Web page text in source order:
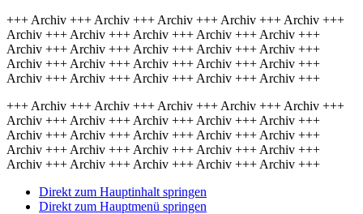
+++ Archiv +++ Archiv +++ Archiv +++ Archiv +++ Archiv +++
Archiv +++ Archiv +++ Archiv +++ Archiv +++ Archiv +++
Archiv +++ Archiv +++ Archiv +++ Archiv +++ Archiv +++
Archiv +++ Archiv +++ Archiv +++ Archiv +++ Archiv +++
Archiv +++ Archiv +++ Archiv +++ Archiv +++ Archiv +++
+++ Archiv +++ Archiv +++ Archiv +++ Archiv +++ Archiv +++
Archiv +++ Archiv +++ Archiv +++ Archiv +++ Archiv +++
Archiv +++ Archiv +++ Archiv +++ Archiv +++ Archiv +++
Archiv +++ Archiv +++ Archiv +++ Archiv +++ Archiv +++
Archiv +++ Archiv +++ Archiv +++ Archiv +++ Archiv +++
Direkt zum Hauptinhalt springen
Direkt zum Hauptmenü springen